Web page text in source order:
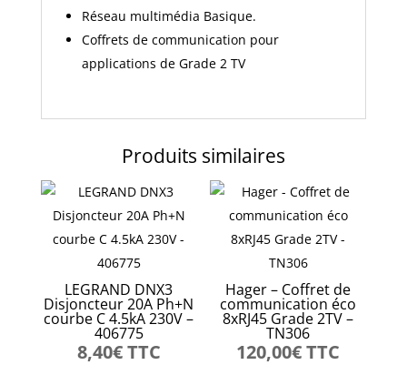
Réseau multimédia Basique.
Coffrets de communication pour
applications de Grade 2 TV
Produits similaires
LEGRAND DNX3
Disjoncteur 20A Ph+N
courbe C 4.5kA 230V –
406775
8,40€TTC
Hager – Coffret de
communication éco
8xRJ45 Grade 2TV –
TN306
120,00€TTC